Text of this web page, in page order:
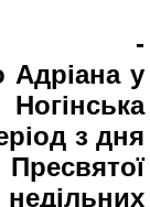
-
Адріана у
Ногінська
з дня